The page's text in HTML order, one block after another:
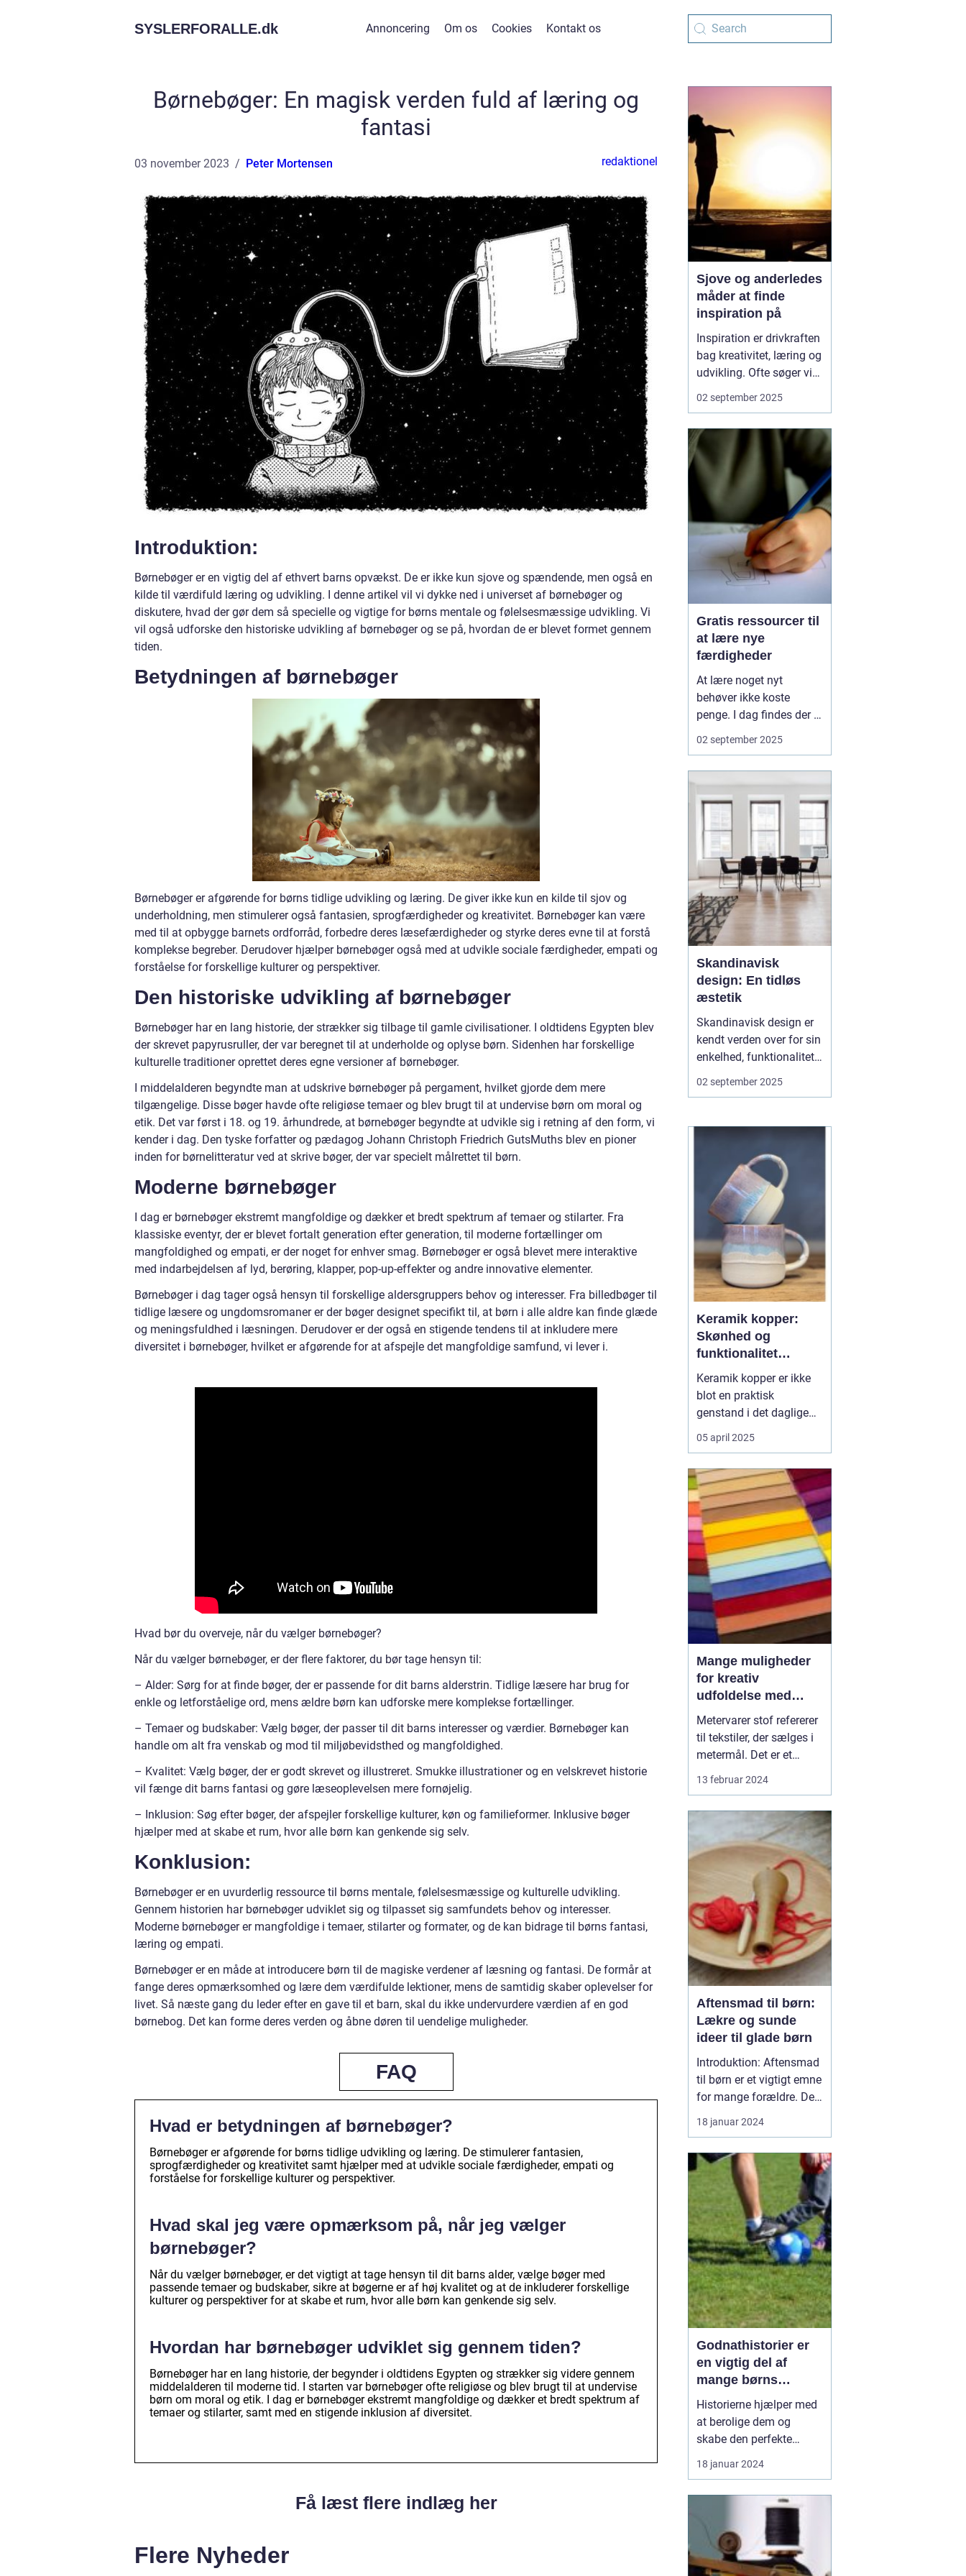
SYSLERFORALLE.dk Annoncering Om os Cookies Kontakt os
Børnebøger: En magisk verden fuld af læring og
fantasi
03 november 2023 Peter Mortensen redaktionel
Introduktion:
Børnebøger er en vigtig del af ethvert barns opvækst. De er ikke kun sjove og spændende, men også en
kilde til værdifuld læring og udvikling. I denne artikel vil vi dykke ned i universet af børnebøger og
diskutere, hvad der gør dem så specielle og vigtige for børns mentale og følelsesmæssige udvikling. Vi
vil også udforske den historiske udvikling af børnebøger og se på, hvordan de er blevet formet gennem
tiden.
Betydningen af børnebøger
Børnebøger er afgørende for børns tidlige udvikling og læring. De giver ikke kun en kilde til sjov og
underholdning, men stimulerer også fantasien, sprogfærdigheder og kreativitet. Børnebøger kan være
med til at opbygge barnets ordforråd, forbedre deres læsefærdigheder og styrke deres evne til at forstå
komplekse begreber. Derudover hjælper børnebøger også med at udvikle sociale færdigheder, empati og
forståelse for forskellige kulturer og perspektiver.
Den historiske udvikling af børnebøger
Børnebøger har en lang historie, der strækker sig tilbage til gamle civilisationer. I oldtidens Egypten blev
der skrevet papyrusruller, der var beregnet til at underholde og oplyse børn. Sidenhen har forskellige
kulturelle traditioner oprettet deres egne versioner af børnebøger.
I middelalderen begyndte man at udskrive børnebøger på pergament, hvilket gjorde dem mere
tilgængelige. Disse bøger havde ofte religiøse temaer og blev brugt til at undervise børn om moral og
etik. Det var først i 18. og 19. århundrede, at børnebøger begyndte at udvikle sig i retning af den form, vi
kender i dag. Den tyske forfatter og pædagog Johann Christoph Friedrich GutsMuths blev en pioner
inden for børnelitteratur ved at skrive bøger, der var specielt målrettet til børn.
Moderne børnebøger
I dag er børnebøger ekstremt mangfoldige og dækker et bredt spektrum af temaer og stilarter. Fra
klassiske eventyr, der er blevet fortalt generation efter generation, til moderne fortællinger om
mangfoldighed og empati, er der noget for enhver smag. Børnebøger er også blevet mere interaktive
med indarbejdelsen af lyd, berøring, klapper, pop-up-effekter og andre innovative elementer.
Børnebøger i dag tager også hensyn til forskellige aldersgruppers behov og interesser. Fra billedbøger til
tidlige læsere og ungdomsromaner er der bøger designet specifikt til, at børn i alle aldre kan finde glæde
og meningsfuldhed i læsningen. Derudover er der også en stigende tendens til at inkludere mere
diversitet i børnebøger, hvilket er afgørende for at afspejle det mangfoldige samfund, vi lever i.
Hvad bør du overveje, når du vælger børnebøger?
Når du vælger børnebøger, er der flere faktorer, du bør tage hensyn til:
– Alder: Sørg for at finde bøger, der er passende for dit barns alderstrin. Tidlige læsere har brug for
enkle og letforståelige ord, mens ældre børn kan udforske mere komplekse fortællinger.
– Temaer og budskaber: Vælg bøger, der passer til dit barns interesser og værdier. Børnebøger kan
handle om alt fra venskab og mod til miljøbevidsthed og mangfoldighed.
– Kvalitet: Vælg bøger, der er godt skrevet og illustreret. Smukke illustrationer og en velskrevet historie
vil fænge dit barns fantasi og gøre læseoplevelsen mere fornøjelig.
– Inklusion: Søg efter bøger, der afspejler forskellige kulturer, køn og familieformer. Inklusive bøger
hjælper med at skabe et rum, hvor alle børn kan genkende sig selv.
Konklusion:
Børnebøger er en uvurderlig ressource til børns mentale, følelsesmæssige og kulturelle udvikling.
Gennem historien har børnebøger udviklet sig og tilpasset sig samfundets behov og interesser.
Moderne børnebøger er mangfoldige i temaer, stilarter og formater, og de kan bidrage til børns fantasi,
læring og empati.
Børnebøger er en måde at introducere børn til de magiske verdener af læsning og fantasi. De formår at
fange deres opmærksomhed og lære dem værdifulde lektioner, mens de samtidig skaber oplevelser for
livet. Så næste gang du leder efter en gave til et barn, skal du ikke undervurdere værdien af en god
børnebog. Det kan forme deres verden og åbne døren til uendelige muligheder.
FAQ
Hvad er betydningen af børnebøger?
Børnebøger er afgørende for børns tidlige udvikling og læring. De stimulerer fantasien,
sprogfærdigheder og kreativitet samt hjælper med at udvikle sociale færdigheder, empati og
forståelse for forskellige kulturer og perspektiver.
Hvad skal jeg være opmærksom på, når jeg vælger
børnebøger?
Når du vælger børnebøger, er det vigtigt at tage hensyn til dit barns alder, vælge bøger med
passende temaer og budskaber, sikre at bøgerne er af høj kvalitet og at de inkluderer forskellige
kulturer og perspektiver for at skabe et rum, hvor alle børn kan genkende sig selv.
Hvordan har børnebøger udviklet sig gennem tiden?
Børnebøger har en lang historie, der begynder i oldtidens Egypten og strækker sig videre gennem
middelalderen til moderne tid. I starten var børnebøger ofte religiøse og blev brugt til at undervise
børn om moral og etik. I dag er børnebøger ekstremt mangfoldige og dækker et bredt spektrum af
temaer og stilarter, samt med en stigende inklusion af diversitet.
Få læst flere indlæg her
Flere Nyheder
Sjove og anderledes
måder at finde
inspiration på
Inspiration er drivkraften
bag kreativitet, læring og
udvikling. Ofte søger vi
den samme type kilder –
bøger, internettet eller
gange kan det være
givende at kigge i helt
andre retninger. N&a...
02 september 2025
Gratis ressourcer til
at lære nye
færdigheder
At lære noget nyt
behøver ikke koste
penge. I dag findes der et
væld af gratis ressourcer
online, der giver dig
tidligere kun var
forbeholdt dyre kurser
eller bøger. Uanset om
du vil lære at kode,...
02 september 2025
Skandinavisk
design: En tidløs
æstetik
Skandinavisk design er
kendt verden over for sin
enkelhed, funktionalitet
og æstetik. Det er en stil,
der forener form og
afspejler en livsfilosofi,
værdsættes. Møbler,
02 september 2025
Keramik kopper:
Skønhed og
funktionalitet
forenet
Keramik kopper er ikke
blot en praktisk
genstand i det daglige
liv; de er også en del af
en tidløs tradition og
karakteristiske former til
de håndlavede detaljer,
kan keramik kopper
forvandle en almindelig
kaff...
05 april 2025
Mange muligheder
for kreativ
udfoldelse med
metervarer stof
Metervarer stof refererer
til tekstiler, der sælges i
metermål. Det er et
paradis for alle, som
beklædningsgenstande,
boligindretning eller
tilbehør. At købe stof i
metervarer giver den
skabende håndværker
en u...
13 februar 2024
Aftensmad til børn:
Lækre og sunde
ideer til glade børn
Introduktion: Aftensmad
til børn er et vigtigt emne
for mange forældre. Det
er i denne tidlige fase af
deres liv, at børnene
ernæringsmæssige
vaner og præferencer.
Derfor er det afgørende
at tilbyde dem
velsmagende og sunde
måltider, d...
18 januar 2024
Godnathistorier er
en vigtig del af
mange børns
nattlige rutine
Historierne hjælper med
at berolige dem og
skabe den perfekte
atmosfære for en rolig
søvn. Men hvad er
og hvorfor er de så
er fortællinger, der typisk
læses eller fortælles for
18 januar 2024